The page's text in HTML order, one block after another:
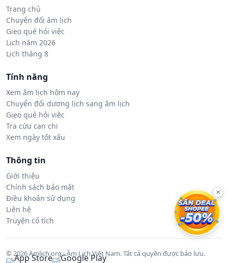
Trang chủ
Chuyển đổi âm lịch
Gieo quẻ hỏi việc
Lịch năm 2026
Lịch tháng 8
Tính năng
Xem âm lịch hôm nay
Chuyển đổi dương lịch sang âm lịch
Gieo quẻ hỏi việc
Tra cứu can chi
Xem ngày tốt xấu
Thông tin
Giới thiệu
Chính sách bảo mật
Điều khoản sử dụng
Liên hệ
Truyện cổ tích
© 2026 Amlich.org - Âm Lịch Việt Nam. Tất cả quyền được bảo lưu.
×